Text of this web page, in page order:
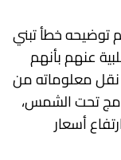
توضيحه خطأ تبني
عنهم بأنهم
نقل معلوماته من
تحت الشمس،
أسعار